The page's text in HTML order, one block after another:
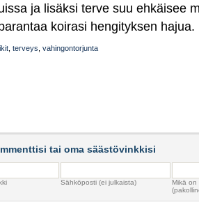
ja lisäksi terve suu ehkäisee
koirasi hengityksen hajua.
terveys vahingontorjunta
tai oma säästövinkkisi
Sähköposti (ei julkaista)
Mikä